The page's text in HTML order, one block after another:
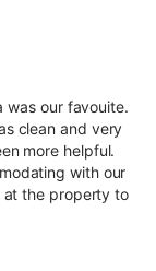
was our favouite.
clean and very
more helpful.
with our
at the property to